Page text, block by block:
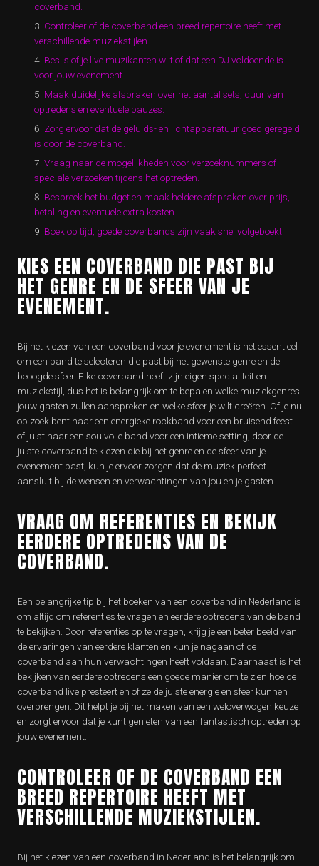
coverband.
Controleer of de coverband een breed repertoire heeft met
verschillende muziekstijlen.
Beslis of je live muzikanten wilt of dat een DJ voldoende is
voor jouw evenement.
Maak duidelijke afspraken over het aantal sets, duur van
optredens en eventuele pauzes.
Zorg ervoor dat de geluids- en lichtapparatuur goed geregeld
is door de coverband.
Vraag naar de mogelijkheden voor verzoeknummers of
speciale verzoeken tijdens het optreden.
Bespreek het budget en maak heldere afspraken over prijs,
betaling en eventuele extra kosten.
Boek op tijd, goede coverbands zijn vaak snel volgeboekt.
KIES EEN COVERBAND DIE PAST BIJ
HET GENRE EN DE SFEER VAN JE
EVENEMENT.
Bij het kiezen van een coverband voor je evenement is het essentieel
om een band te selecteren die past bij het gewenste genre en de
beoogde sfeer. Elke coverband heeft zijn eigen specialiteit en
muziekstijl, dus het is belangrijk om te bepalen welke muziekgenres
jouw gasten zullen aanspreken en welke sfeer je wilt creëren. Of je nu
op zoek bent naar een energieke rockband voor een bruisend feest
of juist naar een soulvolle band voor een intieme setting, door de
juiste coverband te kiezen die bij het genre en de sfeer van je
evenement past, kun je ervoor zorgen dat de muziek perfect
aansluit bij de wensen en verwachtingen van jou en je gasten.
VRAAG OM REFERENTIES EN BEKIJK
EERDERE OPTREDENS VAN DE
COVERBAND.
Een belangrijke tip bij het boeken van een coverband in Nederland is
om altijd om referenties te vragen en eerdere optredens van de band
te bekijken. Door referenties op te vragen, krijg je een beter beeld van
de ervaringen van eerdere klanten en kun je nagaan of de
coverband aan hun verwachtingen heeft voldaan. Daarnaast is het
bekijken van eerdere optredens een goede manier om te zien hoe de
coverband live presteert en of ze de juiste energie en sfeer kunnen
overbrengen. Dit helpt je bij het maken van een weloverwogen keuze
en zorgt ervoor dat je kunt genieten van een fantastisch optreden op
jouw evenement.
CONTROLEER OF DE COVERBAND EEN
BREED REPERTOIRE HEEFT MET
VERSCHILLENDE MUZIEKSTIJLEN.
Bij het kiezen van een coverband in Nederland is het belangrijk om